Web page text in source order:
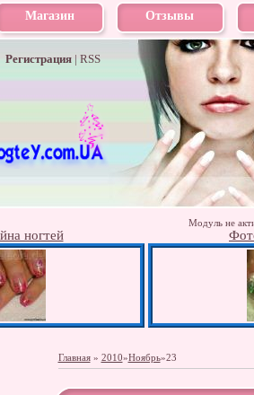
Магазин Отзывы
Регистрация| RSS
Модуль не
ногтей
Главная» 2010»Ноябрь»23